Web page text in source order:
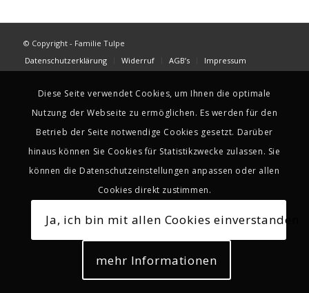
© Copyright - Familie Tulpe
Datenschutzerklärung
Widerruf AGB’s Impressum
Diese Seite verwendet Cookies, um Ihnen die optimale
Nutzung der Webseite zu ermöglichen. Es werden für den
Betrieb der Seite notwendige Cookies gesetzt. Darüber
hinaus können Sie Cookies für Statistikzwecke zulassen. Sie
können die Datenschutzeinstellungen anpassen oder allen
Cookies direkt zustimmen.
Ja, ich bin mit allen Cookies einverstanden
mehr Informationen